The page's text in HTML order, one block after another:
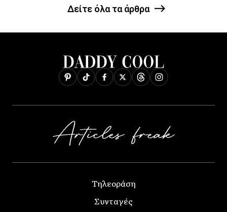
Δείτε όλα τα άρθρα
Τηλεοράση
Συνταγές